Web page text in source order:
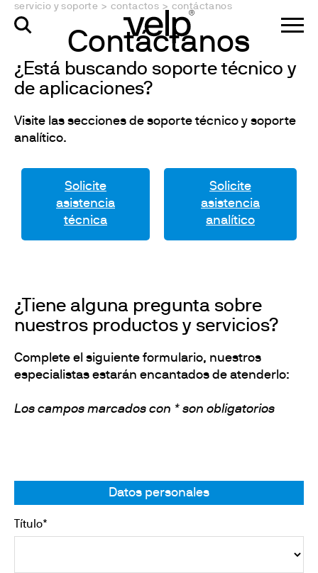
servicio y soporte > contactos > contáctanos
Contáctanos
¿Está buscando soporte técnico y
de aplicaciones?
Visite las secciones de soporte técnico y soporte
analítico.
Solicite
asistencia
técnica
Solicite
asistencia
analítico
¿Tiene alguna pregunta sobre
nuestros productos y servicios?
Complete el siguiente formulario, nuestros
especialistas estarán encantados de atenderlo:
Los campos marcados con * son obligatorios
Datos personales
Título*